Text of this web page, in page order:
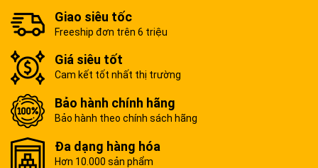
Giao siêu tốc
Freeship đơn trên 6 triệu
Giá siêu tốt
Cam kết tốt nhất thị trường
Bảo hành chính hãng
Bảo hành theo chính sách hãng
Đa dạng hàng hóa
Hơn 10.000 sản phẩm